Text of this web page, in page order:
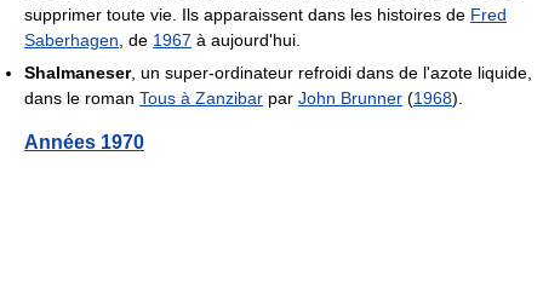
supprimer toute vie. Ils apparaissent dans les histoires de Fred
Saberhagen , de 1967 à aujourd'hui.
Shalmaneser, un super-ordinateur refroidi dans de l'azote liquide,
dans le roman Tous à Zanzibar par John Brunner (1968).
Années 1970